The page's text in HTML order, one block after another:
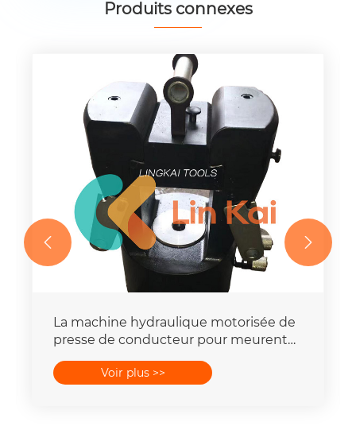
Produits connexes
La machine hydraulique motorisée de
presse de conducteur pour meurent
place la capacité de la force 16-
400mm2 de 25T-300T
Voir plus >>
 